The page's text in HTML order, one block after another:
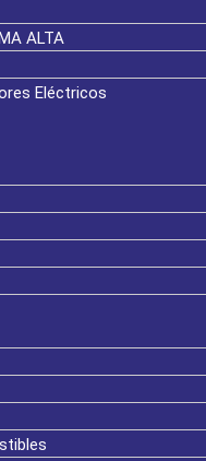
ALTA
Eléctricos